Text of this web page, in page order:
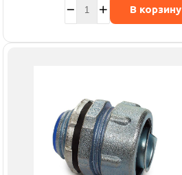
В корзину